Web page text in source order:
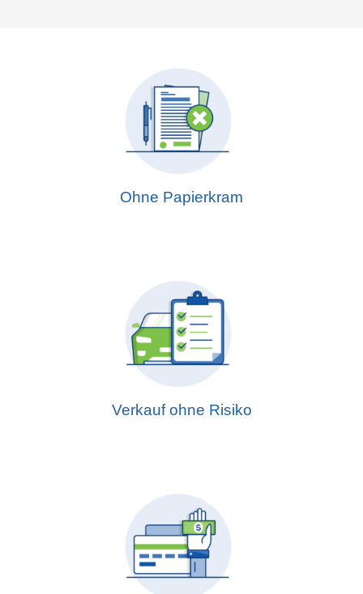
Ohne Papierkram
Verkauf ohne Risiko